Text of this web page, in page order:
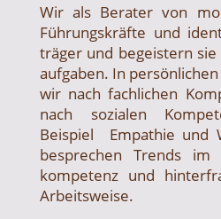
Wir als Berater von
Führungskräfte und
träger und begeistern
aufgaben. In
wir nach fachlichen
nach sozialen
Beispiel Empathie und
besprechen Trends im
kompetenz und
Arbeits­weise.